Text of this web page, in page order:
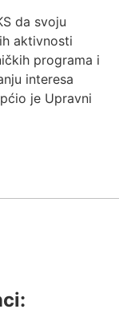
da svoju
aktivnosti
programa i
interesa
je Upravni